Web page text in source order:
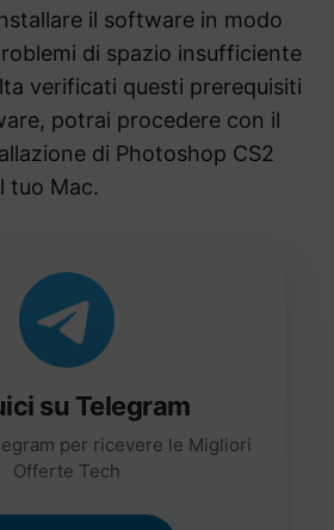
il software in modo
di spazio insufficiente
verificati questi prerequisiti
potrai procedere con il
di Photoshop CS2
tuo Mac.
su Telegram
per ricevere le Migliori
Offerte Tech